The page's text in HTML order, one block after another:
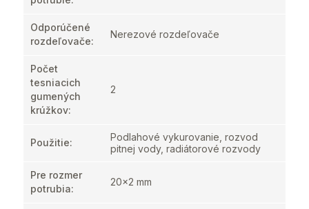
Odporúčené
rozdeľovače:
Nerezové rozdeľovače
Počet
tesniacich
gumených
krúžkov:
2
Použitie:
Podlahové vykurovanie, rozvod
pitnej vody, radiátorové rozvody
Pre rozmer
potrubia:
20x2 mm